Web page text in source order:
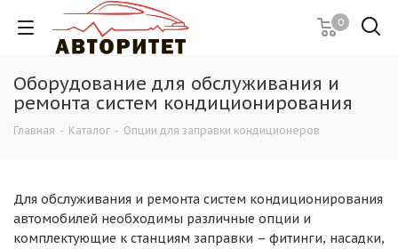
0
Оборудование для обслуживания и
ремонта систем кондиционирования
Главная - Каталог - Опции для заправки кондиционеров
Для обслуживания и ремонта систем кондиционирования
автомобилей необходимы различные опции и
комплектующие к станциям заправки – фитинги, насадки,